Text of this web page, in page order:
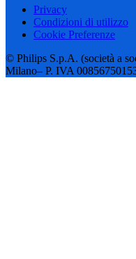
Privacy
Condizioni di utilizzo
Cookie Preferenze
© Philips S.p.A. (società a
Milano– P. IVA